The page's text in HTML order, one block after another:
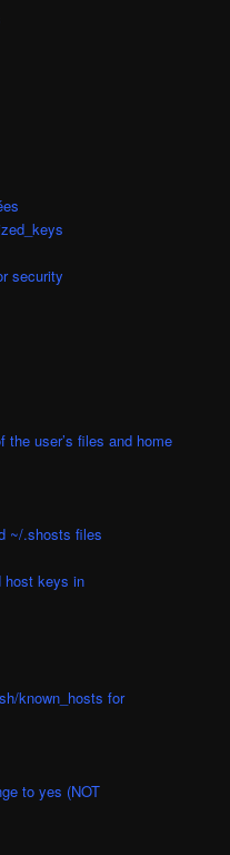
security
user’s files and home
~/.shosts files
host keys in
known_hosts for
to yes (NOT